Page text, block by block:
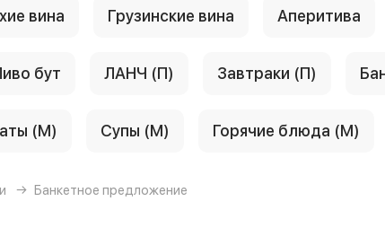
вина Грузинские вина Аперитива
бут ЛАНЧ (П) Завтраки (П)
(М) Супы (М) Горячие блюда (М)
Банкетное предложение